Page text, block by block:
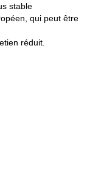
stable
qui peut être
réduit.